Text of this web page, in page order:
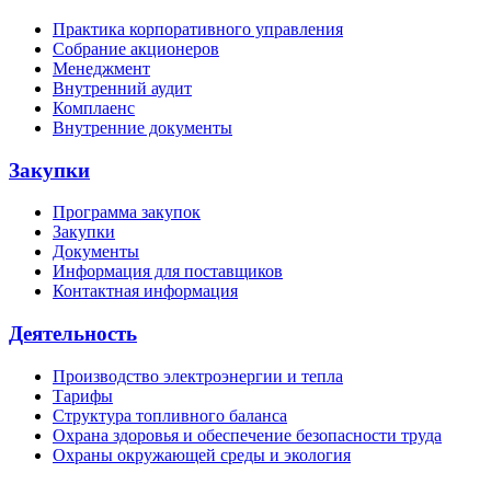
Практика корпоративного управления
Собрание акционеров
Менеджмент
Внутренний аудит
Комплаенс
Внутренние документы
Закупки
Программа закупок
Закупки
Документы
Информация для поставщиков
Контактная информация
Деятельность
Производство электроэнергии и тепла
Тарифы
Структура топливного баланса
Охрана здоровья и обеспечение безопасности труда
Охраны окружающей среды и экология